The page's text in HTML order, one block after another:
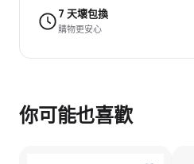
7 天壞包換
購物更安心
你可能也喜歡